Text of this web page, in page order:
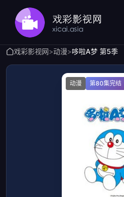
戏彩影视网>动漫>哆啦A梦 第5季
动漫 第80集完结